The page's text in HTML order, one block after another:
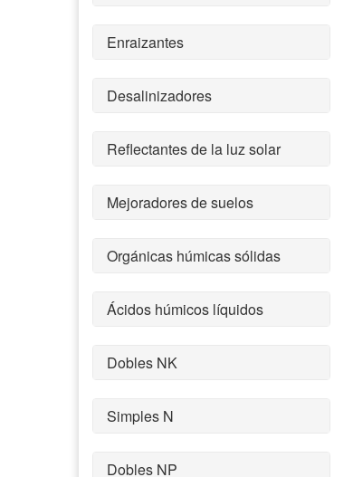
Enraizantes
Desalinizadores
Reflectantes de la luz solar
Mejoradores de suelos
Orgánicas húmicas sólidas
Ácidos húmicos líquidos
Dobles NK
Simples N
Dobles NP